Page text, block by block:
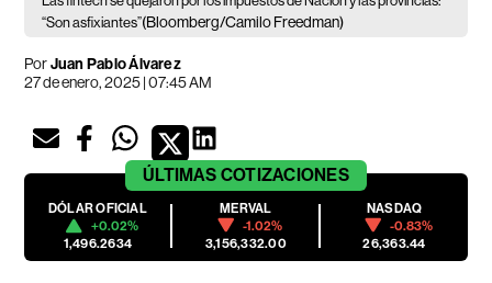
“Son asfixiantes”(Bloomberg/Camilo Freedman)
PorJuan Pablo Álvarez
27 de enero, 2025 | 07:45 AM
ÚLTIMAS COTIZACIONES
DÓLAR OFICIAL
+0.02%
1,496.2634
MERVAL
-1.02%
3,156,332.00
NASDAQ
-0.83%
26,363.44